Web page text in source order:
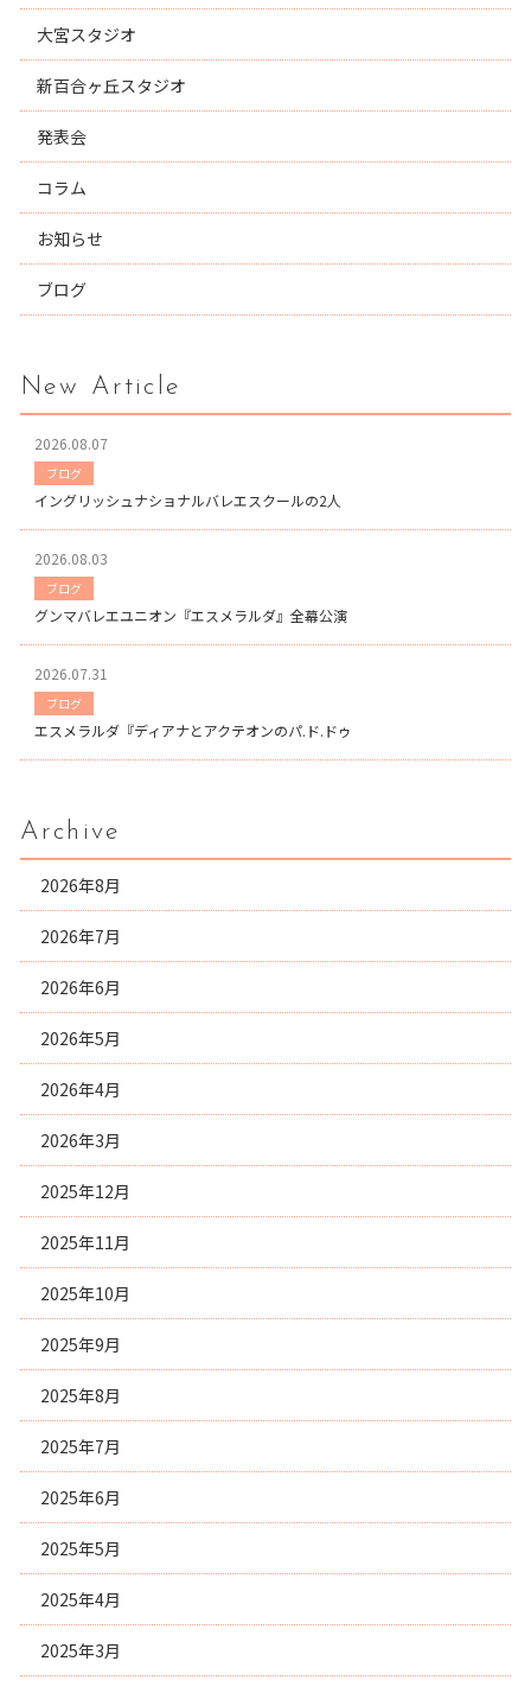
大宮スタジオ
新百合ヶ丘スタジオ
発表会
コラム
お知らせ
ブログ
New Article
2026.08.07
ブログ
イングリッシュナショナルバレエスクールの2人
2026.08.03
ブログ
グンマバレエユニオン『エスメラルダ』全幕公演
2026.07.31
ブログ
エスメラルダ『ディアナとアクテオンのパ.ド.ドゥ
Archive
2026年8月
2026年7月
2026年6月
2026年5月
2026年4月
2026年3月
2025年12月
2025年11月
2025年10月
2025年9月
2025年8月
2025年7月
2025年6月
2025年5月
2025年4月
2025年3月